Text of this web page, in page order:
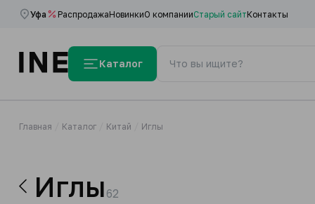
Уфа РаспродажаНовинкиО компанииСтарый сайтКонтакты
Каталог
Главная Каталог Китай Иглы
Иглы 62